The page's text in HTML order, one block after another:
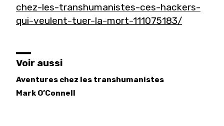
chez-les-transhumanistes-ces-hackers-
qui-veulent-tuer-la-mort-111075183/
Voir aussi
Aventures chez les transhumanistes
Mark O’Connell